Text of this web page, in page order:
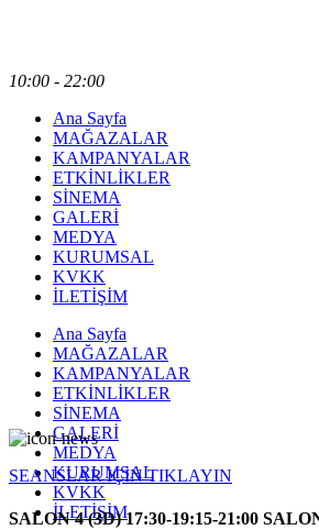
10:00 - 22:00
Ana Sayfa
MAĞAZALAR
KAMPANYALAR
ETKİNLİKLER
SİNEMA
GALERİ
MEDYA
KURUMSAL
KVKK
İLETİŞİM
Ana Sayfa
MAĞAZALAR
KAMPANYALAR
ETKİNLİKLER
SİNEMA
GALERİ
MEDYA
KURUMSAL
KVKK
İLETİŞİM
SEANSLAR İÇİN TIKLAYIN
SALON 4 (3D) 17:30-19:15-21:00